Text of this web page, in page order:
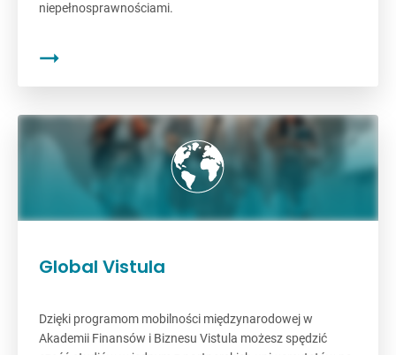
niepełnosprawnościami.
Global Vistula
Dzięki programom mobilności międzynarodowej w
Akademii Finansów i Biznesu Vistula możesz spędzić